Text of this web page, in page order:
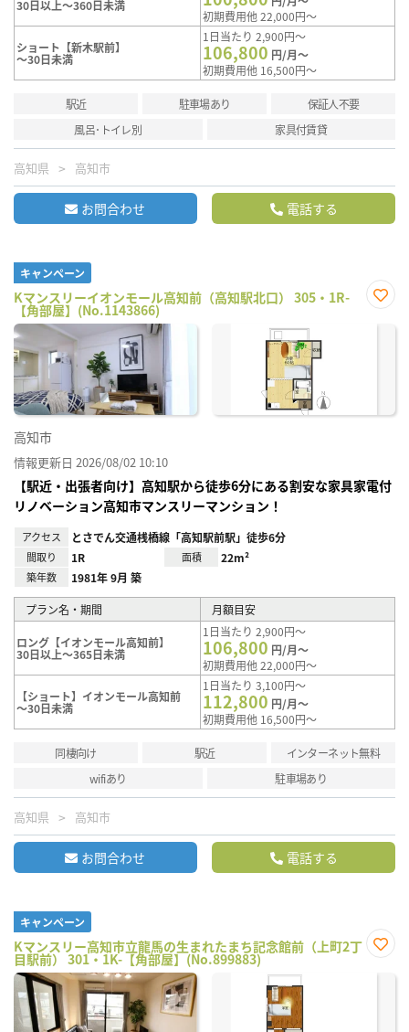
30日以上～360日未満
初期費用他 22,000円～
ショート【新木駅前】
～30日未満
1日当たり 2,900円～
106,800 円/月～
初期費用他 16,500円～
駅近 駐車場あり
保証人不要
風呂･トイレ別
家具付賃貸
高知県 高知市
お問合わせ 電話する
キャンペーン
Kマンスリーイオンモール高知前（高知駅北口） 305・1R-
【角部屋】(No.1143866)
に入
高知市
情報更新日 2026/08/02 10:10
【駅近・出張者向け】高知駅から徒歩6分にある割安な家具家電付
リノベーション高知市マンスリーマンション！
アクセス とさでん交通桟橋線「高知駅前駅」徒歩6分
間取り 1R 面積 22m²
築年数 1981年 9月 築
プラン名・期間 月額目安
ロング【イオンモール高知前】
30日以上～365日未満
1日当たり 2,900円～
106,800 円/月～
初期費用他 22,000円～
【ショート】イオンモール高知前
～30日未満
1日当たり 3,100円～
112,800 円/月～
初期費用他 16,500円～
同棲向け 駅近
インターネット無料
wifiあり
駐車場あり
高知県 高知市
お問合わせ 電話する
キャンペーン
Kマンスリー高知市立龍馬の生まれたまち記念館前（上町2丁
目駅前） 301・1K-【角部屋】(No.899883)
に入